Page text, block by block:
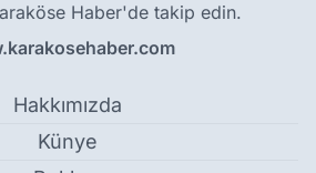
Haber'de takip edin.
Hakkımızda
Künye